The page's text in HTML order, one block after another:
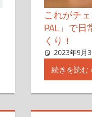
これがチ
PAL」で
くり！
2023年9月
続きを読む